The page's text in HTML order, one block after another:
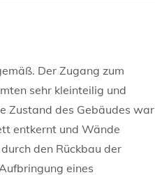
Der Zugang zum
sehr kleinteilig und
Zustand des Gebäudes war
entkernt und Wände
den Rückbau der
eines